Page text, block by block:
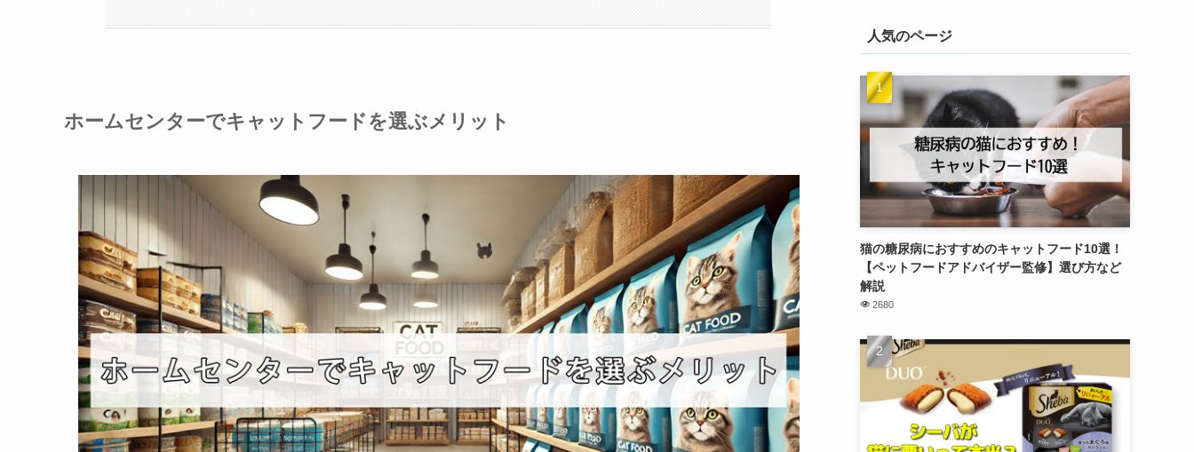
ホームセンターでキャットフードを選ぶメリット
人気のページ
猫の糖尿病におすすめのキャットフード10選！
【ペットフードアドバイザー監修】選び方など
解説
2680